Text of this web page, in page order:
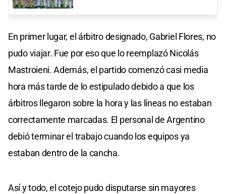
En primer lugar, el árbitro designado, Gabriel Flores, no
pudo viajar. Fue por eso que lo reemplazó Nicolás
Mastroieni. Además, el partido comenzó casi media
hora más tarde de lo estipulado debido a que los
árbitros llegaron sobre la hora y las líneas no estaban
correctamente marcadas. El personal de Argentino
debió terminar el trabajo cuando los equipos ya
estaban dentro de la cancha.
Así y todo, el cotejo pudo disputarse sin mayores